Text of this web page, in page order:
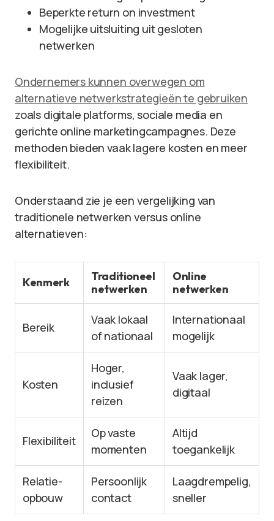
Beperkte return on investment
Mogelijke uitsluiting uit gesloten
netwerken
Ondernemers kunnen overwegen om
alternatieve netwerkstrategieën te gebruiken
zoals digitale platforms, sociale media en
gerichte online marketingcampagnes. Deze
methoden bieden vaak lagere kosten en meer
flexibiliteit.
Onderstaand zie je een vergelijking van
traditionele netwerken versus online
alternatieven:
Kenmerk
Traditioneel
netwerken
Online
netwerken
Bereik
Vaak lokaal
of nationaal
Internationaal
mogelijk
Kosten
Hoger,
inclusief
reizen
Vaak lager,
digitaal
Flexibiliteit
Op vaste
momenten
Altijd
toegankelijk
Relatie-
opbouw
Persoonlijk
contact
Laagdrempelig,
sneller